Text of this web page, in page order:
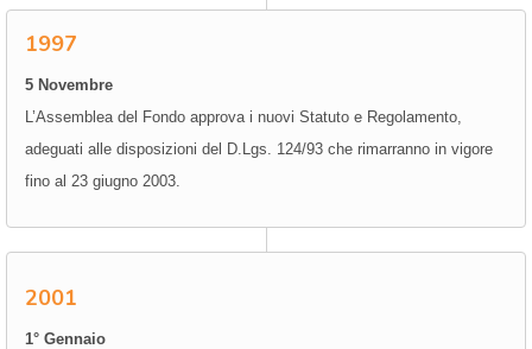
1997
5 Novembre
L’Assemblea del Fondo approva i nuovi Statuto e Regolamento,
adeguati alle disposizioni del D.Lgs. 124/93 che rimarranno in vigore
fino al 23 giugno 2003.
2001
1° Gennaio